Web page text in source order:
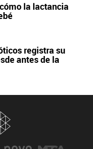
la lactancia
registra su
antes de la